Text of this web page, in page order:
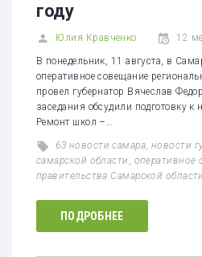
году
Юлия Кравченко 12
В понедельник, 11 августа, в
оперативное совещание
провел губернатор Вячеслав
заседания обсудили подготовку
Ремонт школ –…
63 новости самара,новости
самарской области , оперативное
правительства Самарской области
ПОДРОБНЕЕ